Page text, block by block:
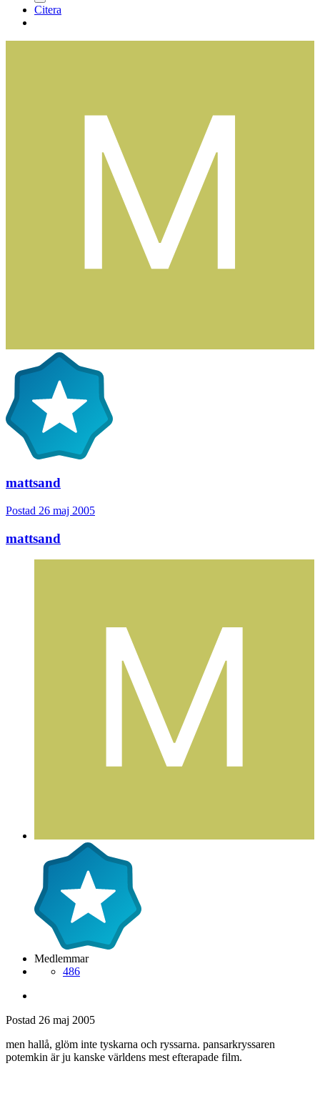
Citera
mattsand
Postad 26 maj 2005
mattsand
Medlemmar
486
Postad 26 maj 2005
men hallå, glöm inte tyskarna och ryssarna. pansarkryssaren
potemkin är ju kanske världens mest efterapade film.